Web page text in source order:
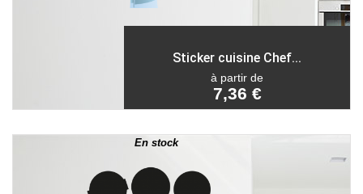
Sticker cuisine Chef...
à partir de
7,36 €
En stock